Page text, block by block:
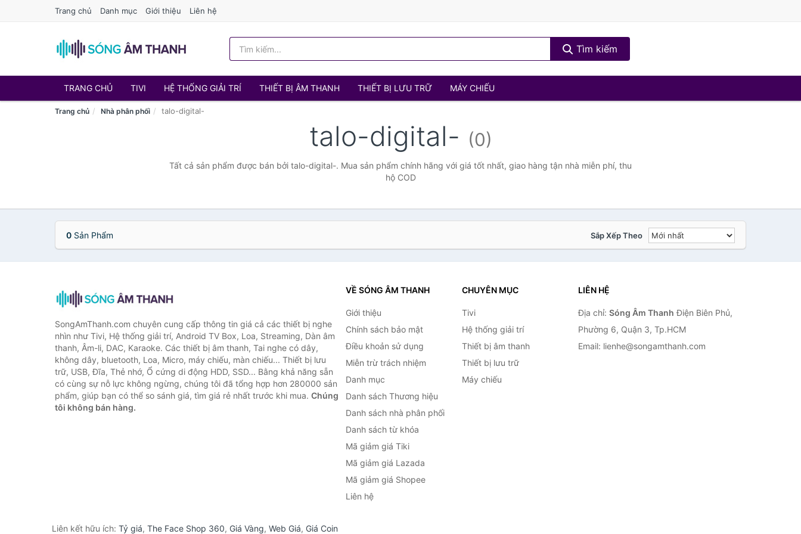
Trang chủ Danh mục Giới thiệu Liên hệ
Tìm kiếm
TRANG CHỦ TIVI HỆ THỐNG GIẢI TRÍ THIẾT BỊ ÂM THANH THIẾT BỊ LƯU TRỮ MÁY CHIẾU
Trang chủ Nhà phân phối talo-digital-
talo-digital- (0)
Tất cả sản phẩm được bán bởi talo-digital-. Mua sản phẩm chính hãng với giá tốt nhất, giao hàng tận nhà miễn phí, thu
hộ COD
0 Sản Phẩm Sắp Xếp Theo
SongAmThanh.com chuyên cung cấp thông tin giá cả các thiết bị nghe
nhìn như Tivi, Hệ thống giải trí, Android TV Box, Loa, Streaming, Dàn âm
thanh, Âm-li, DAC, Karaoke. Các thiết bị âm thanh, Tai nghe có dây,
không dây, bluetooth, Loa, Micro, máy chiếu, màn chiếu... Thiết bị lưu
trữ, USB, Đĩa, Thẻ nhớ, Ổ cứng di động HDD, SSD... Bằng khả năng sẵn
có cùng sự nỗ lực không ngừng, chúng tôi đã tổng hợp hơn 280000 sản
phẩm, giúp bạn có thể so sánh giá, tìm giá rẻ nhất trước khi mua. Chúng
tôi không bán hàng.
VỀ SÓNG ÂM THANH
Giới thiệu
Chính sách bảo mật
Điều khoản sử dụng
Miễn trừ trách nhiệm
Danh mục
Danh sách Thương hiệu
Danh sách nhà phân phối
Danh sách từ khóa
Mã giảm giá Tiki
Mã giảm giá Lazada
Mã giảm giá Shopee
Liên hệ
CHUYÊN MỤC
Tivi
Hệ thống giải trí
Thiết bị âm thanh
Thiết bị lưu trữ
Máy chiếu
LIÊN HỆ
Địa chỉ: Sóng Âm Thanh Điện Biên Phủ,
Phường 6, Quận 3, Tp.HCM
Email: lienhe@songamthanh.com
Liên kết hữu ích: Tỷ giá, The Face Shop 360, Giá Vàng, Web Giá, Giá Coin